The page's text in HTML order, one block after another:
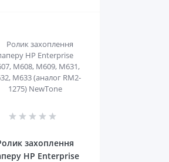
захоплення
HP Enterprise